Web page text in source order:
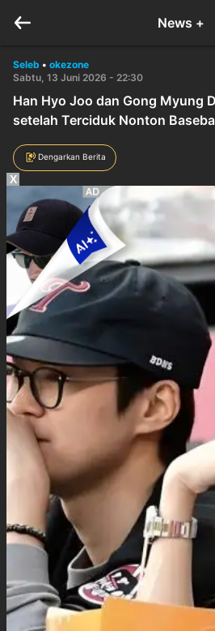
News +
Seleb • okezone
Sabtu, 13 Juni 2026 - 22:30
Han Hyo Joo dan Gong Myung
setelah Terciduk Nonton
Dengarkan Berita
X